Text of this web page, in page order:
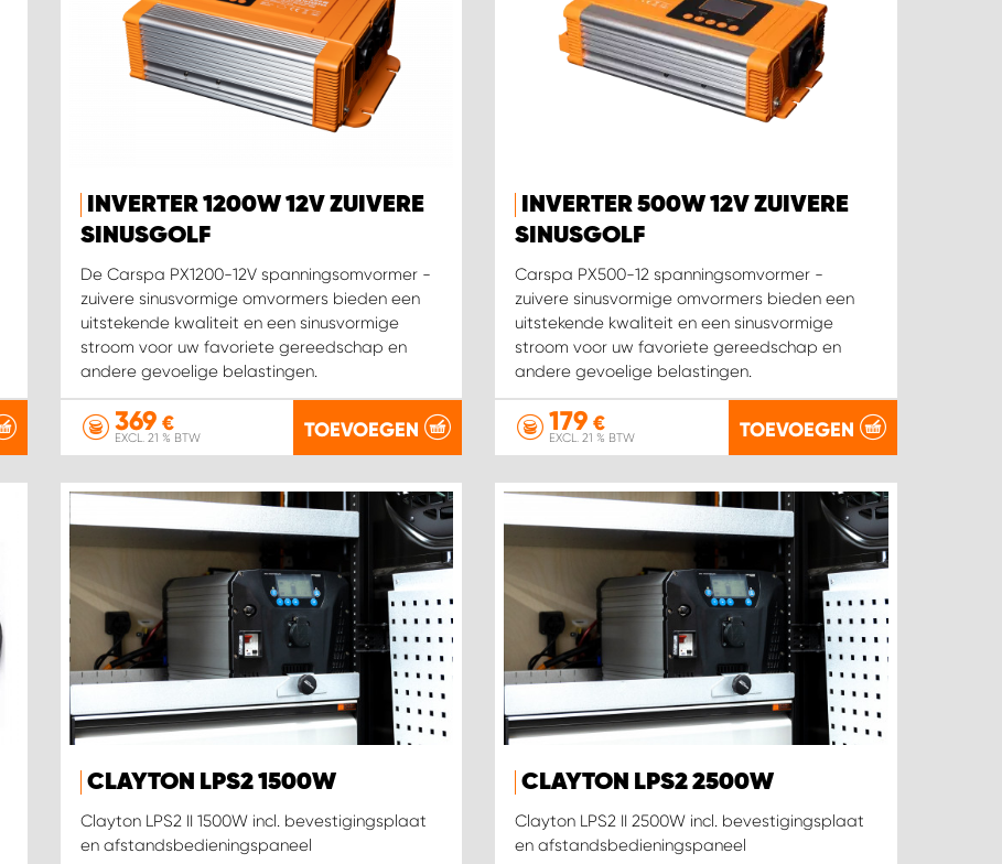
INVERTER 1200W 12V ZUIVERE
SINUSGOLF
De Carspa PX1200-12V spanningsomvormer -
zuivere sinusvormige omvormers bieden een
uitstekende kwaliteit en een sinusvormige
stroom voor uw favoriete gereedschap en
andere gevoelige belastingen.
369€
EXCL. 21 % BTW TOEVOEGEN
INVERTER 500W 12V ZUIVERE
SINUSGOLF
Carspa PX500-12 spanningsomvormer -
zuivere sinusvormige omvormers bieden een
uitstekende kwaliteit en een sinusvormige
stroom voor uw favoriete gereedschap en
andere gevoelige belastingen.
179 €
EXCL. 21 % BTW TOEVOEGEN
CLAYTON LPS2 1500W
Clayton LPS2 II 1500W incl. bevestigingsplaat
en afstandsbedieningspaneel
CLAYTON LPS2 2500W
Clayton LPS2 II 2500W incl. bevestigingsplaat
en afstandsbedieningspaneel